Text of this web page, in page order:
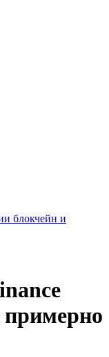
блокчейн и
примерно